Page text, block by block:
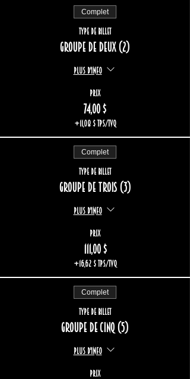
Complet
Type de billet
groupe de deux (2)
Plus d'info
Prix
74,00 $
+11,08 $ TPS/TVQ
Complet
Type de billet
Groupe de trois (3)
Plus d'info
Prix
111,00 $
+16,62 $ TPS/TVQ
Complet
Type de billet
Groupe de cinq (5)
Plus d'info
Prix